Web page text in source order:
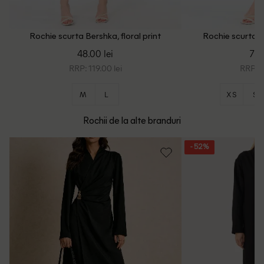
Rochie scurta Bershka, floral print
48.00 lei
RRP: 119.00 lei
M L
Rochie scurta
RRP:
XS S
Rochii de la alte branduri
- 52%